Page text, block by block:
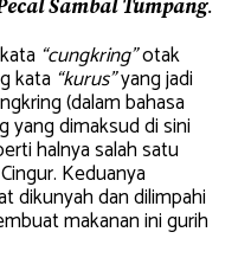
Sambal Tumpang.
“cungkring”otak
kata “kurus”yang jadi
(dalam bahasa
yang dimaksud di sini
halnya salah satu
Keduanya
dikunyah dan dilimpahi
makanan ini gurih